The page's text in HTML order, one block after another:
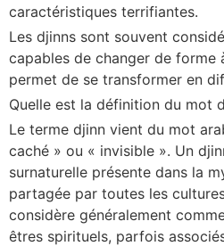
caractéristiques terrifiantes.
Les djinns sont souvent
capables de changer de forme
permet de se transformer en
Quelle est la définition du mot
Le terme djinn vient du mot
caché » ou « invisible ». Un
surnaturelle présente dans la
partagée par toutes les
considère généralement
êtres spirituels, parfois